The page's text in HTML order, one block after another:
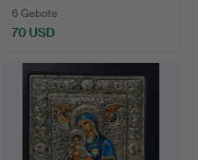
6 Gebote
70 USD